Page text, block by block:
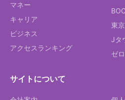
マネー
キャリア
ビジネス
アクセスランキング
東
Jタ
ゼ
サイトについて